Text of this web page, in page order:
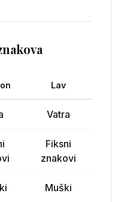
Lav
Vatra
Fiksni
znakovi
Muški